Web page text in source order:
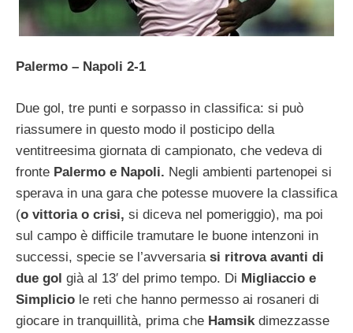
Palermo – Napoli 2-1
Due gol, tre punti e sorpasso in classifica: si può
riassumere in questo modo il posticipo della
ventitreesima giornata di campionato, che vedeva di
fronte Palermo e Napoli. Negli ambienti partenopei si
sperava in una gara che potesse muovere la classifica
(o vittoria o crisi, si diceva nel pomeriggio), ma poi
sul campo è difficile tramutare le buone intenzoni in
successi, specie se l’avversaria si ritrova avanti di
due gol già al 13′ del primo tempo. Di Migliaccio e
Simplicio le reti che hanno permesso ai rosaneri di
giocare in tranquillità, prima che Hamsik dimezzasse